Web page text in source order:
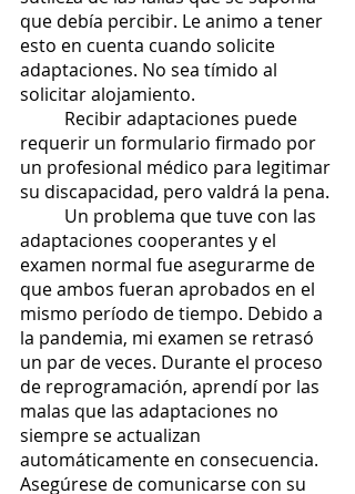
que debía percibir. Le animo a tener
esto en cuenta cuando solicite
adaptaciones. No sea tímido al
solicitar alojamiento.
requerir un formulario firmado por
un profesional médico para legitimar
su discapacidad, pero valdrá la pena.
adaptaciones cooperantes y el
examen normal fue asegurarme de
que ambos fueran aprobados en el
mismo período de tiempo. Debido a
la pandemia, mi examen se retrasó
un par de veces. Durante el proceso
de reprogramación, aprendí por las
malas que las adaptaciones no
siempre se actualizan
automáticamente en consecuencia.
Asegúrese de comunicarse con su